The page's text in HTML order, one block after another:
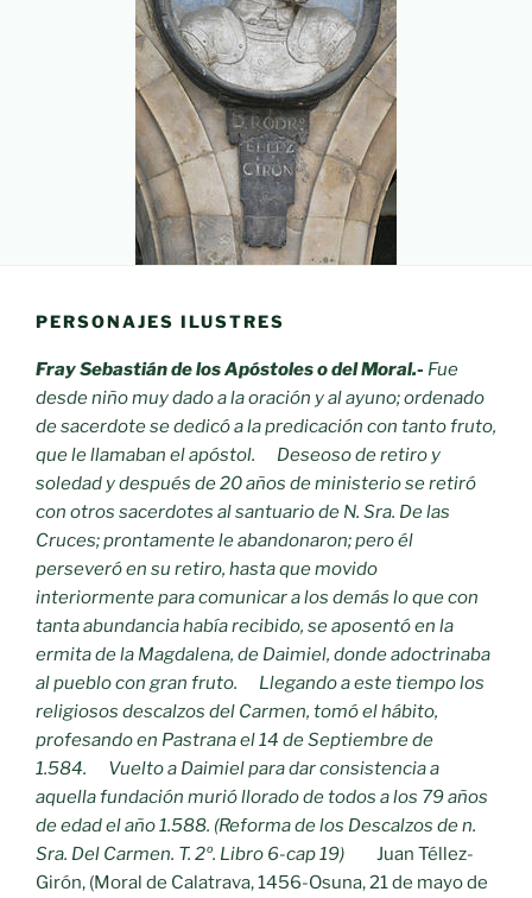
PERSONAJES ILUSTRES
Fray Sebastián de los Apóstoles o del Moral.- Fue
desde niño muy dado a la oración y al ayuno; ordenado
de sacerdote se dedicó a la predicación con tanto fruto,
que le llamaban el apóstol. Deseoso de retiro y
soledad y después de 20 años de ministerio se retiró
con otros sacerdotes al santuario de N. Sra. De las
Cruces; prontamente le abandonaron; pero él
perseveró en su retiro, hasta que movido
interiormente para comunicar a los demás lo que con
tanta abundancia había recibido, se aposentó en la
ermita de la Magdalena, de Daimiel, donde adoctrinaba
al pueblo con gran fruto. Llegando a este tiempo los
religiosos descalzos del Carmen, tomó el hábito,
profesando en Pastrana el 14 de Septiembre de
1.584. Vuelto a Daimiel para dar consistencia a
aquella fundación murió llorado de todos a los 79 años
de edad el año 1.588. (Reforma de los Descalzos de n.
Sra. Del Carmen. T. 2º. Libro 6-cap 19)
Juan Téllez-
Girón, (Moral de Calatrava, 1456-Osuna, 21 de mayo de